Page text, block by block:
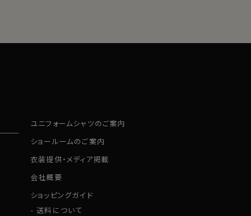
ユニフォームシャツのご案内
ショールームのご案内
衣装提供・メディア掲載
会社概要
ショッピングガイド
送料について